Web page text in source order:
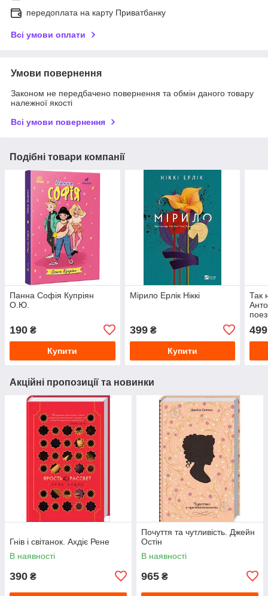
передоплата на карту Приватбанку
Всі умови оплати
Умови повернення
Законом не передбачено повернення та обмін даного товару
належної якості
Всі умови повернення
Подібні товари компанії
Панна Софія Купріян
О.Ю.
190 ₴
Купити
Мірило Ерлік Ніккі
399₴
Купити
Так
499
Акційні пропозиції та новинки
Гнів і світанок. Ахдіє Рене
В наявності
390 ₴
Почуття та чутливість. Джейн
Остін
В наявності
965 ₴